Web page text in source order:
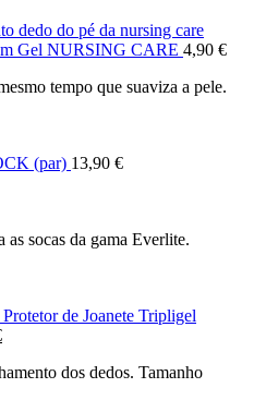
Gel NURSING CARE 4,90 €
tempo que suaviza a pele.
(par) 13,90 €
as socas da gama Everlite.
de Joanete Tripligel
O
atual
dos dedos. Tamanho